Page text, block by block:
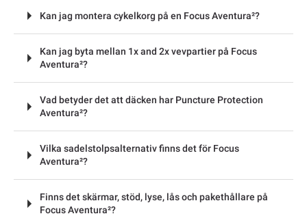
Kan jag montera cykelkorg på en Focus Aventura²?
Kan jag byta mellan 1x and 2x vevpartier på Focus
Aventura²?
Vad betyder det att däcken har Puncture Protection
Aventura²?
Vilka sadelstolpsalternativ finns det för Focus
Aventura²?
Finns det skärmar, stöd, lyse, lås och pakethållare på
Focus Aventura²?